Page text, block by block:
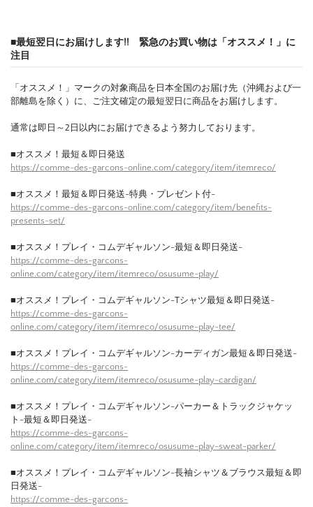
■最短翌日にお届けします!! 緊急のお買い物は「オススメ！」に
注目
「オススメ！」マークの対象商品を日本全国のお届け先（沖縄および一
部離島を除く）に、ご注文確定の最短翌日に商品をお届けします。
通常は即日～2日以内にお届けできるよう努力しております。
■オススメ！最短＆即日発送
https://comme-des-garcons-online.com/category/item/itemreco/
■オススメ！最短＆即日発送-特典・プレゼント付-
https://comme-des-garcons-online.com/category/item/benefits-
presents-set/
■オススメ！プレイ・コムデギャルソン-最短＆即日発送-
https://comme-des-garcons-
online.com/category/item/itemreco/osusume-play/
■オススメ！プレイ・コムデギャルソン-Tシャツ最短＆即日発送-
https://comme-des-garcons-
online.com/category/item/itemreco/osusume-play-tee/
■オススメ！プレイ・コムデギャルソン-カーディガン最短＆即日発送-
https://comme-des-garcons-
online.com/category/item/itemreco/osusume-play-cardigan/
■オススメ！プレイ・コムデギャルソン-パーカー＆トラックジャケッ
ト-最短＆即日発送-
https://comme-des-garcons-
online.com/category/item/itemreco/osusume-play-sweat-parker/
■オススメ！プレイ・コムデギャルソン-長袖シャツ＆ブラウス最短＆即
日発送-
https://comme-des-garcons-